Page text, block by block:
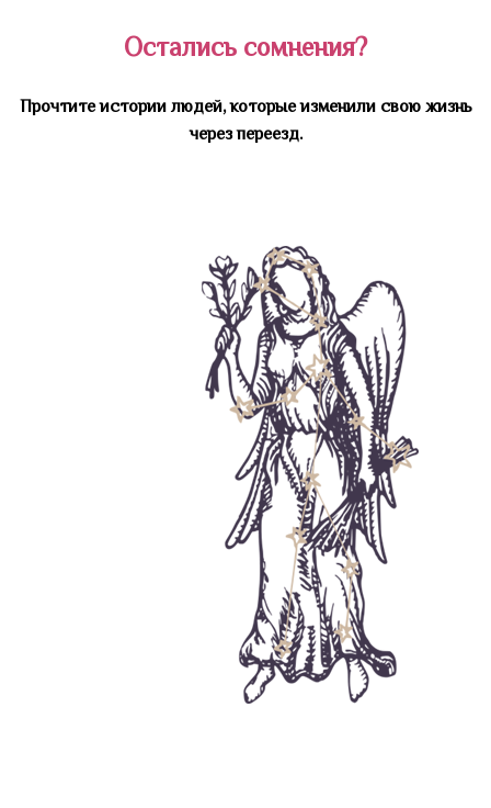
Остались сомнения?
Прочтите истории людей, которые изменили свою жизнь
через переезд.